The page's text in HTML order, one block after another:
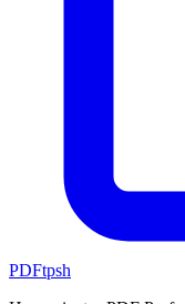
PDFtpsh